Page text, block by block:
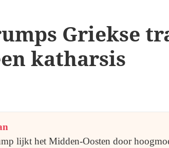
Griekse
katharsis
lijkt het Midden-Oosten door